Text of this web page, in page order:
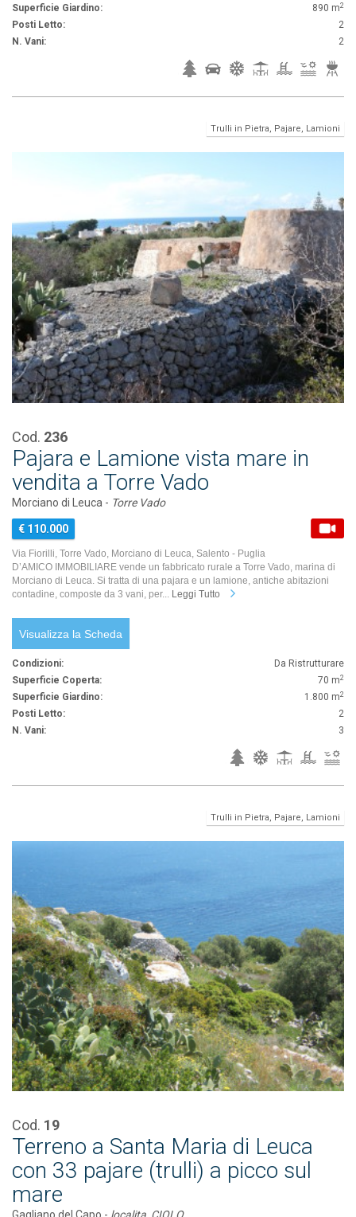
Superficie Giardino: 890 m2
Posti Letto:
2
N. Vani:
2
Trulli in Pietra, Pajare, Lamioni
Cod. 236
Pajara e Lamione vista mare in
vendita a Torre Vado
Morciano di Leuca - Torre Vado
€ 110.000
Via Fiorilli, Torre Vado, Morciano di Leuca, Salento - Puglia
D’AMICO IMMOBILIARE vende un fabbricato rurale a Torre Vado, marina di
Morciano di Leuca. Si tratta di una pajara e un lamione, antiche abitazioni
contadine, composte da 3 vani, per... Leggi Tutto
Visualizza la Scheda
Condizioni:
Da Ristrutturare
Superficie Coperta:
70 m2
Superficie Giardino: 1.800 m2
Posti Letto:
2
N. Vani:
3
Trulli in Pietra, Pajare, Lamioni
Cod. 19
Terreno a Santa Maria di Leuca
con 33 pajare (trulli) a picco sul
mare
Gagliano del Capo - localita CIOLO